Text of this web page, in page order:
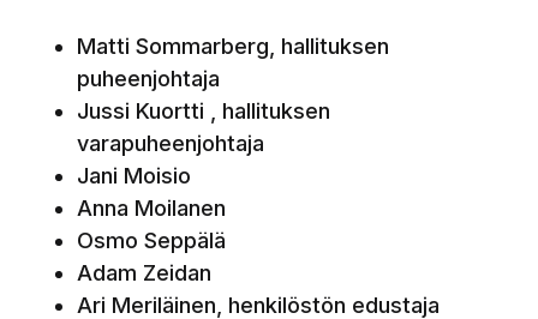
Matti Sommarberg, hallituksen
puheenjohtaja
Jussi Kuortti , hallituksen
varapuheenjohtaja
Jani Moisio
Anna Moilanen
Osmo Seppälä
Adam Zeidan
Ari Meriläinen, henkilöstön edustaja